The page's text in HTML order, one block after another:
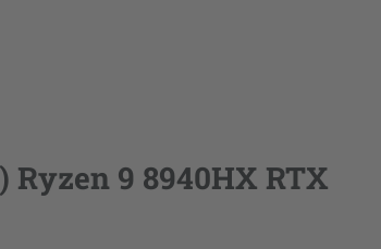
9 8940HX RTX